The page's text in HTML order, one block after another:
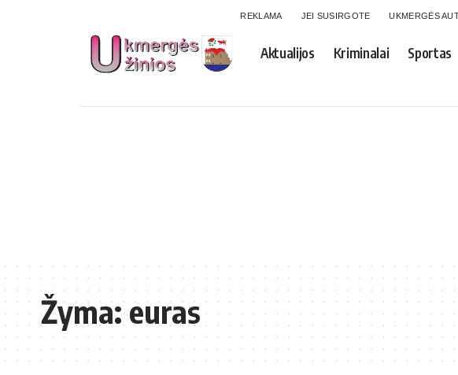
REKLAMA JEI SUSIRGOTE UKMERGĖS
Aktualijos Kriminalai Sportas
Žyma:euras